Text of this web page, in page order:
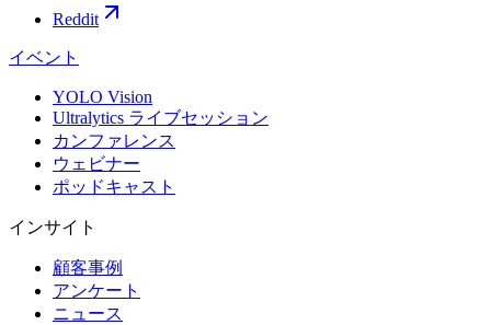
Reddit
イベント
YOLO Vision
Ultralytics ライブセッション
カンファレンス
ウェビナー
ポッドキャスト
インサイト
顧客事例
アンケート
ニュース